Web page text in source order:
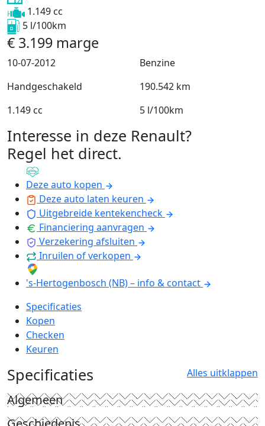
1.149 cc
5 l/100km
€ 3.199 marge
10-07-2012
Benzine
Handgeschakeld
190.542 km
1.149 cc
5 l/100km
Interesse in deze Renault?
Regel het direct.
Deze auto kopen
Deze auto laten keuren
Uitgebreide kentekencheck
Financiering aanvragen
Verzekering afsluiten
Inruilen of verkopen
's-Hertogenbosch (NB) – info & contact
Specificaties
Kopen
Checken
Keuren
Specificaties Alles uitklappen
Algemeen